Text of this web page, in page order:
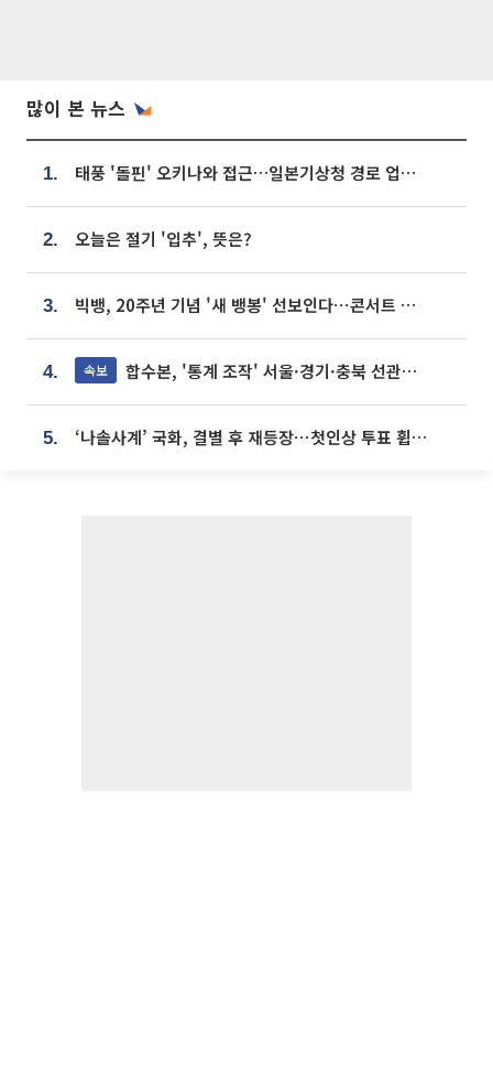
많이 본 뉴스
1. 태풍 '돌핀' 오키나와 접근…일본기상청 경로 업데이트
2. 오늘은 절기 '입추', 뜻은?
3. 빅뱅, 20주년 기념 '새 뱅봉' 선보인다⋯콘서트 앞두고 팝업 개최
4. 속보 합수본, '통계 조작' 서울·경기·충북 선관위 등 추가 압수수색
5. ‘나솔사계’ 국화, 결별 후 재등장⋯첫인상 투표 휩쓸고 ‘인기녀’ 등극